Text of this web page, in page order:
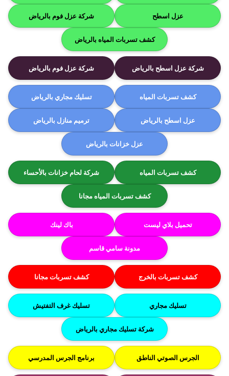
عزل اسطح شركة عزل فوم بالرياض
كشف تسربات المياه بالرياض
شركة عزل اسطح بالرياض شركة عزل فوم بالرياض
كشف تسربات المياه تسليك مجاري بالرياض
عزل اسطح بالرياض ترميم منازل بالرياض
عزل خزانات بالرياض
كشف تسربات المياه شركة لحام خزانات بالأحساء
كشف تسربات المياه مجانا
تحميل بلاي ليست باك لينك
مدونة سامي قاسم
كشف تسربات بالخرج كشف تسربات مجانا
تسليك مجاري تسليك غرف التفتيش
شركة تسليك مجاري بالرياض
الجرس الصوتي الناطق برنامج الجرس المدرسي